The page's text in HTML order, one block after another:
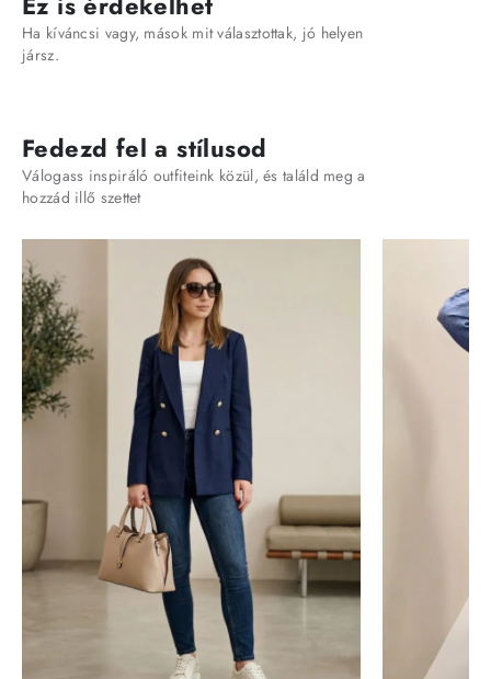
Ha kíváncsi vagy, mások mit választottak, jó helyen
jársz.
Fedezd fel a stílusod
Válogass inspiráló outfiteink közül, és találd meg a
hozzád illő szettet